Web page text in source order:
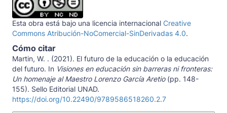
Esta obra está bajo una licencia internacional Creative
Commons Atribución-NoComercial-SinDerivadas 4.0.
Cómo citar
Martin, W. . (2021). El futuro de la educación o la educación
del futuro. In Visiones en educación sin barreras ni fronteras:
Un homenaje al Maestro Lorenzo García Aretio(pp. 148-
155). Sello Editorial UNAD.
https://doi.org/10.22490/9789586518260.2.7